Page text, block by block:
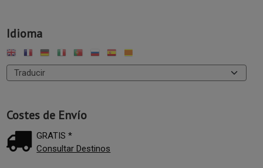
Idioma
Costes de Envío
GRATIS *
Consultar Destinos